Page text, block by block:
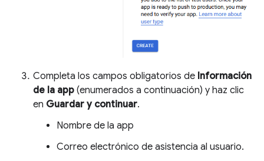
Completa los campos obligatorios de Información
de la app (enumerados a continuación) y haz clic
en Guardar y continuar.
Nombre de la app
Correo electrónico de asistencia al usuario.